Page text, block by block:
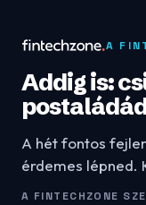
A
Addig is:
A hét fontos
érdemes lépned.
A FINTECHZONE